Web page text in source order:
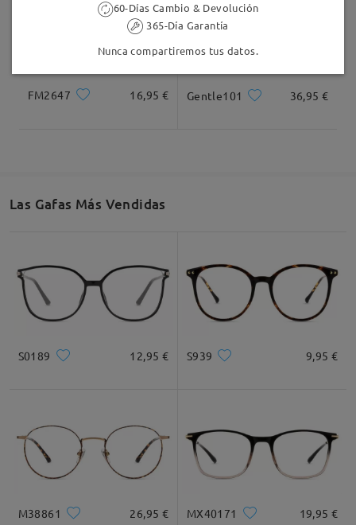
FM2647 16,95 € Gentle101 36,95 €
Las Gafas Más Vendidas
S0189 12,95 € S939 9,95 €
M38861 26,95 € MX40171 19,95 €
60-Días Cambio & Devolución
365-Día Garantía
Nunca compartiremos tus datos.